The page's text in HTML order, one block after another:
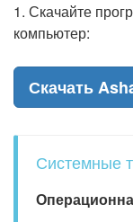
1. Скачайте
компьютер:
Скачать
Системные